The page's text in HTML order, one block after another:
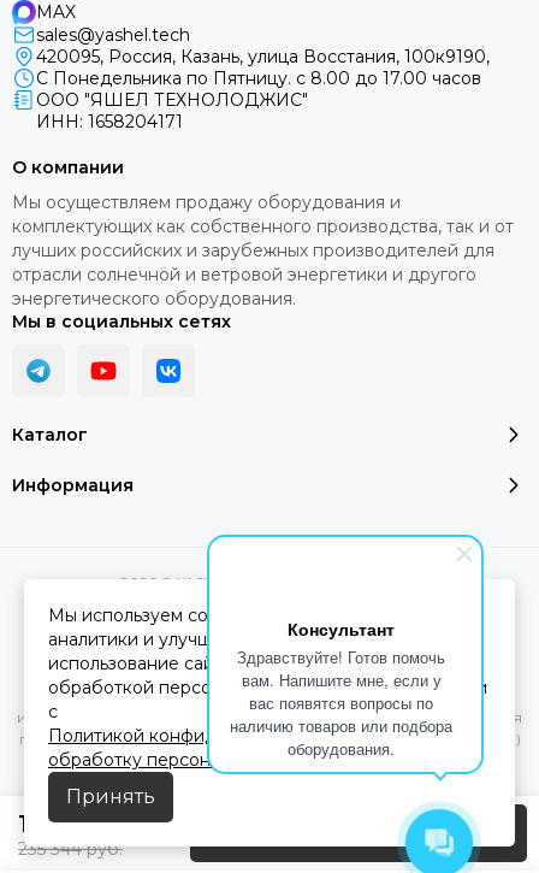
Консультант
Здравствуйте! Готов помочь
вам. Напишите мне, если у
вас появятся вопросы по
наличию товаров или подбора
оборудования.
156 896руб.
235 344руб.
Предзаказ
MAX
sales@yashel.tech
420095, Россия, Казань, улица Восстания, 100к9190,
С Понедельника по Пятницу. с 8.00 до 17.00 часов
ООО "ЯШЕЛ ТЕХНОЛОДЖИС"
ИНН: 1658204171
Каталог
Информация
О компании
Мы осуществляем продажу оборудования и
комплектующих как собственного производства, так и от
лучших российских и зарубежных производителей для
отрасли солнечной и ветровой энергетики и другого
энергетического оборудования.
Мы в социальных сетях
2026 © YASHEL Technologies.
Вся представленная на сайте информация, касающаяся
характеристик, стоимости товаров и услуг, носит
информационный характер и ни при каких условиях не является
публичной офертой, определяемой положениями Статьи 437(2)
Гражданского кодекса РФ.
Мы используем cookie-файлы для работы сайта,
аналитики и улучшения сервиса. Продолжая
использование сайта, вы соглашаетесь с
обработкой персональных данных в соответствии
с
Политикой конфиденциальностии Согласием на
обработку персональных данных
Принять